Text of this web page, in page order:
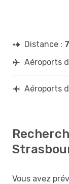
Distance :
Aéroports
Aéroports
Vous avez